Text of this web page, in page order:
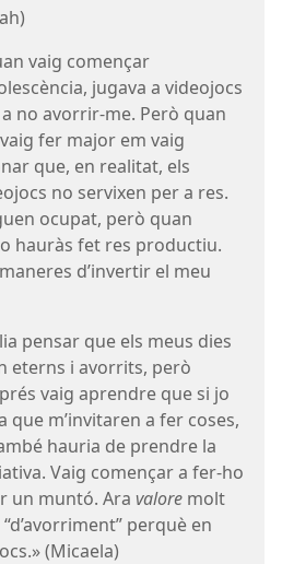
vaig començar
jugava a videojocs
no avorrir-me. Però quan
fer major em vaig
que, en realitat, els
no servixen per a res.
ocupat, però quan
hauràs fet res productiu.
d’invertir el meu
pensar que els meus dies
eterns i avorrits, però
vaig aprendre que si jo
que m’invitaren a fer coses,
hauria de prendre la
Vaig començar a fer-ho
un muntó. Ara valore molt
perquè en
(Micaela)